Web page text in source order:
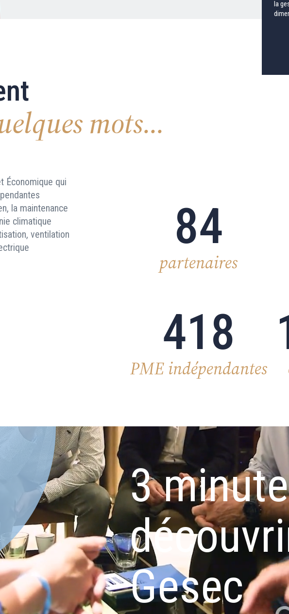
la
mots...
Économique qui
la maintenance
climatique
ventilation
84
partenaires
418
PME indépendantes
3
Gesec